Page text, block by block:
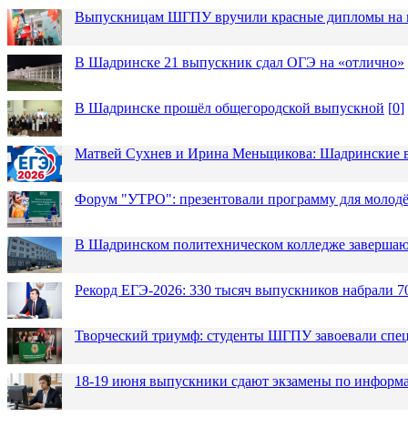
Выпускницам ШГПУ вручили красные дипломы на
В Шадринске 21 выпускник сдал ОГЭ на «отлично»
В Шадринске прошёл общегородской выпускной [0]
Матвей Сухнев и Ирина Меньщикова: Шадринские
Форум "УТРО": презентовали программу для
В Шадринском политехническом колледже
Рекорд ЕГЭ-2026: 330 тысяч выпускников набрали
Творческий триумф: студенты ШГПУ завоевали
18-19 июня выпускники сдают экзамены по